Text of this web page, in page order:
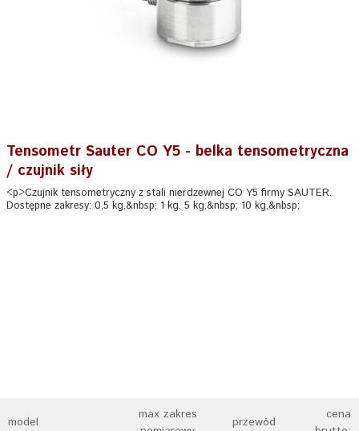
Tensometr Sauter CO Y5 - belka tensometryczna
/ czujnik siły
<p>Czujnik tensometryczny z stali nierdzewnej CO Y5 firmy SAUTER.
Dostępne zakresy: 0,5 kg,&nbsp; 1 kg, 5 kg,&nbsp; 10 kg,&nbsp;
model
max zakres
przewód
cena